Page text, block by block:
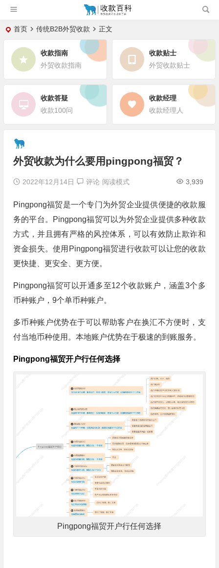
首页 传统B2B外贸收款 正文
收款指南
外贸收款指南
收款贴士
外贸收款贴士
收款答疑
收款100问
收款经理
收款经理人
外贸收款为什么要用pingpong福贸？
2022年12月14日 评论 3,939
阅读模式
Pingpong福贸是一个专门为外贸企业提供便捷的收款服
务的平台。Pingpong福贸可以为外贸企业提供多种收款
方式，并且拥有严格的风控体系，可以有效防止欺诈和
资金损失。使用Pingpong福贸进行收款可以让您的收款
更快捷、更安全、更方便。
Pingpong福贸可以开通多至12个收款账户，涵盖3个多
币种账户，9个单币种账户。
多币种账户优势在于可以帮助客户在换汇不方便时，支
付当地币种使用。本地账户优势在于极速的到账服务。
Pingpong福贸开户行任何选择
Pingpong福贸开户行任何选择